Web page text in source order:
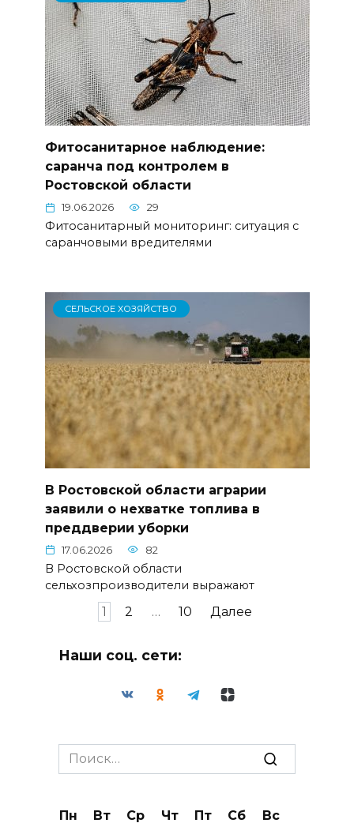
Фитосанитарное наблюдение:
саранча под контролем в
Ростовской области
19.06.2026 29
Фитосанитарный мониторинг: ситуация с
саранчовыми вредителями
СЕЛЬСКОЕ ХОЗЯЙСТВО
В Ростовской области аграрии
заявили о нехватке топлива в
преддверии уборки
17.06.2026 82
В Ростовской области
сельхозпроизводители выражают
1 2 … 10 Далее
Наши соц. сети:
Search
for:
Пн Вт Ср Чт Пт Сб
Вс